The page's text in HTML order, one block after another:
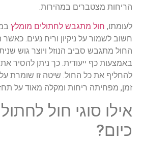
הריחות מצטברים במהירות
לעומתו, חול מתגבש לחתולים מומלץ
חשוב לשמור על ניקיון וריח נעים. כאשר
החול מתגבש סביב הנוזל ויוצר גוש
באמצעות כף ייעודית. כך ניתן להסיר את
להחליף את כל החול. שיטה זו שומרת על
זמן, מפחיתה ריחות ומקלה מאוד על
אילו סוגי חול
כיום?